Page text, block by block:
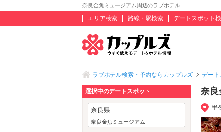
奈良金魚ミュージアム周辺のラブホテル
エリア検索 路線・駅検索 デートスポット
ラブホテル検索・予約ならカップルズ デート
奈良
半
選択中のデートスポット
奈良県
奈良金魚ミュージアム